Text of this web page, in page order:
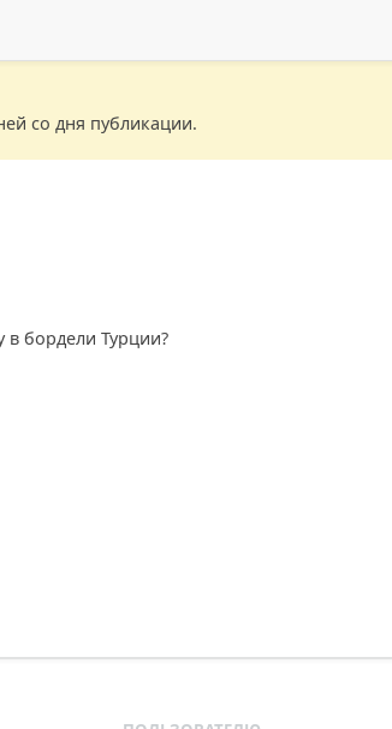
со дня публикации.
бордели Турции?